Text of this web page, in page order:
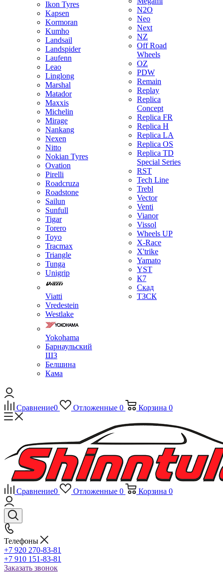
Ikon Tyres
Kapsen
Kormoran
Kumho
Landsail
Landspider
Laufenn
Leao
Linglong
Marshal
Matador
Maxxis
Michelin
Mirage
Nankang
Nexen
Nitto
Nokian Tyres
Ovation
Pirelli
Roadcruza
Roadstone
Sailun
Sunfull
Tigar
Torero
Toyo
Tracmax
Triangle
Tunga
Unigrip
Viatti
Vredestein
Westlake
Yokohama
Барнаульский
ШЗ
Белшина
Кама
N2O
Neo
Next
NZ
Off Road
Wheels
OZ
PDW
Remain
Replay
Replica
Concept
Replica FR
Replica H
Replica LA
Replica OS
Replica TD
Special Series
RST
Tech Line
Trebl
Vector
Venti
Vianor
Vissol
Wheels UP
X-Race
X'trike
Yamato
YST
К7
Скад
ТЗСК
Сравнение0 Отложенные 0 Корзина 0
Сравнение0 Отложенные 0 Корзина 0
Телефоны
+7 920 270-83-81
+7 910 151-83-81
Заказать звонок